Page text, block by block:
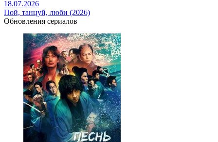
18.07.2026
Пой, танцуй, люби (2026)
Обновления сериалов